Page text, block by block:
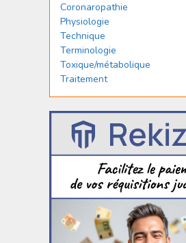
Coronaropathie
Physiologie
Technique
Terminologie
Toxique/métabolique
Traitement